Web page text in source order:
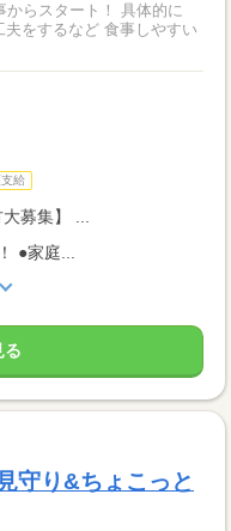
ート！ 具体的に
給
募集】 ...
●家庭...
る
守り&ちょこっと